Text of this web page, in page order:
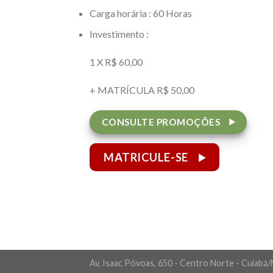
Carga horária : 60 Horas
Investimento :
1 X R$ 60,00
+ MATRÍCULA R$ 50,00
CONSULTE PROMOÇÕES
MATRICULE-SE
Av. Isaac Póvoas, 650 - Centro Norte -